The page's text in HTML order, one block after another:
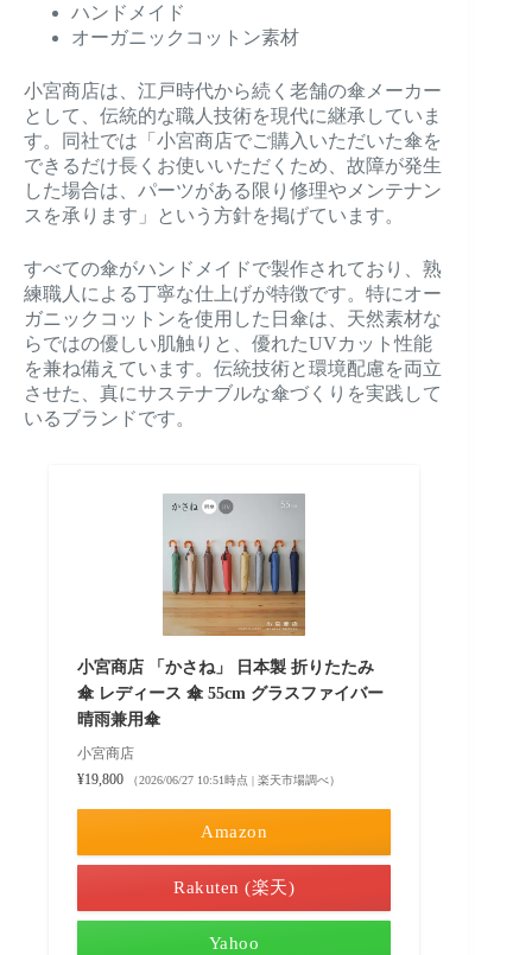
ハンドメイド
オーガニックコットン素材
小宮商店は、江戸時代から続く老舗の傘メーカー
として、伝統的な職人技術を現代に継承していま
す。同社では「小宮商店でご購入いただいた傘を
できるだけ長くお使いいただくため、故障が発生
した場合は、パーツがある限り修理やメンテナン
スを承ります」という方針を掲げています。
すべての傘がハンドメイドで製作されており、熟
練職人による丁寧な仕上げが特徴です。特にオー
ガニックコットンを使用した日傘は、天然素材な
らではの優しい肌触りと、優れたUVカット性能
を兼ね備えています。伝統技術と環境配慮を両立
させた、真にサステナブルな傘づくりを実践して
いるブランドです。
小宮商店 「かさね」 日本製 折りたたみ
傘 レディース 傘 55cm グラスファイバー
晴雨兼用傘
小宮商店
¥19,800
（2026/06/27 10:51時点 | 楽天市場調べ）
Amazon
Rakuten (楽天)
Yahoo